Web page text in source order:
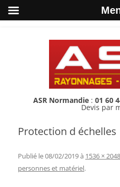
ASR Normandie: 01 60
Devis par
Protection d échelles
Publié le08/02/2019à 1536 × 2048
personnes et matériel.